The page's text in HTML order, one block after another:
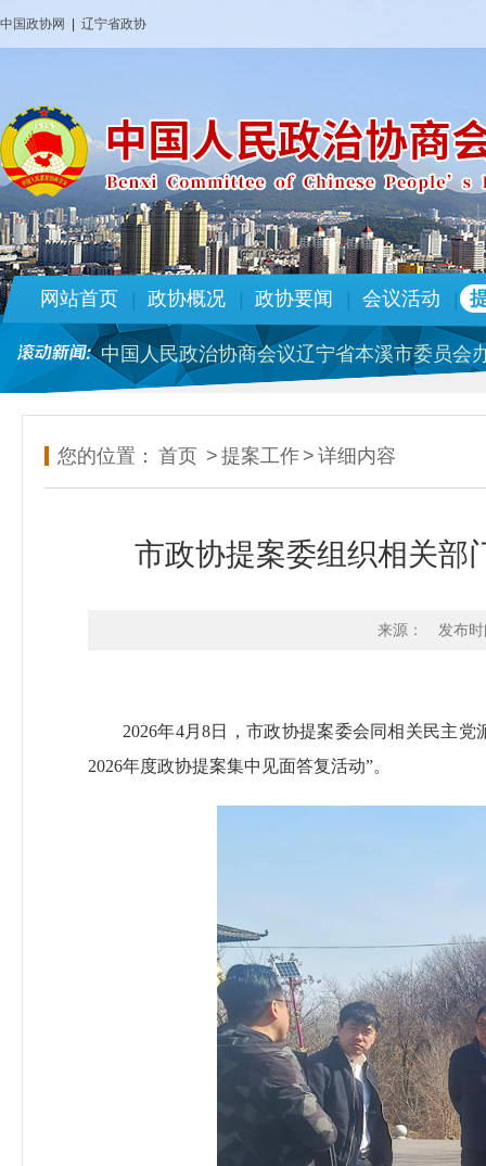
中国政协网 辽宁省政协
网站首页 政协概况 政协要闻 会议活动
中国人民政治协商会议辽宁省本溪市委员会
本溪市政协2026年部门预算
政协本溪市第十四届委员会专门委员会人事
市政协机关党组关于十三届市委 第九轮巡察
政协本溪市第十四届委员会专门委员会人事
中国人民政治协商会议辽宁省本溪市委员会
本溪市政协2025年部门预算
政协本溪市第十四届委员会 人事任免名单
中国人民政治协商会议辽宁省本溪市委员会
本溪市政协2026年部门预算
您的位置： 首页 > 提案工作 > 详细内容
市政协提案委组织相关部
来源： 发布
2026年4月8日，市政协提案委会同相关民主
2026年度政协提案集中见面答复活动”。